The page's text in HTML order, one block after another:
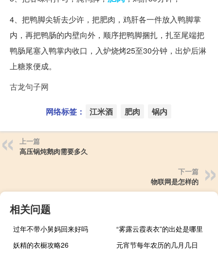
4、把鸭脚尖斩去少许，把肥肉，鸡肝各一件放入鸭脚掌
内，再把鸭肠的内壁向外，顺序把鸭脚捆扎，扎至尾端把
鸭肠尾塞入鸭掌内收口，入炉烧烤25至30分钟，出炉后淋
上糖浆便成。
古龙句子网
网络标签： 江米酒 肥肉 锅内
上一篇
高压锅炖鹅肉需要多久
下一篇
物联网是怎样的
相关问题
过年不带小舅妈回来好吗
“雾露云霞表衣”的出处是哪里
妖精的衣橱攻略26
元宵节每年农历的几月几日